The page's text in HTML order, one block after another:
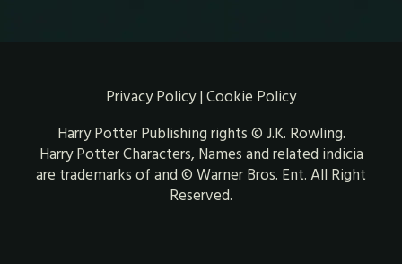
Privacy Policy| Cookie Policy
Harry Potter Publishing rights © J.K. Rowling.
Harry Potter Characters, Names and related indicia
are trademarks of and © Warner Bros. Ent. All Right
Reserved.